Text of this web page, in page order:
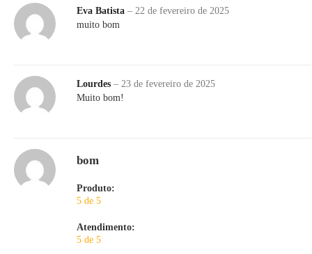
Eva Batista – 22 de fevereiro de 2025
muito bom
Lourdes – 23 de fevereiro de 2025
Muito bom!
bom
Produto:
5 de 5
Atendimento:
5 de 5